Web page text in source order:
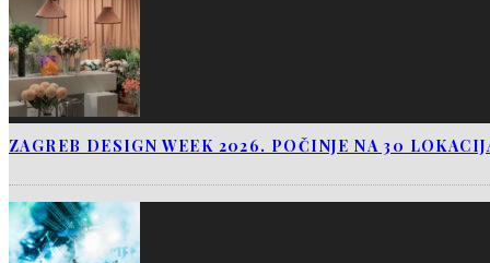
ZAGREB DESIGN WEEK 2026. POČINJE NA 30